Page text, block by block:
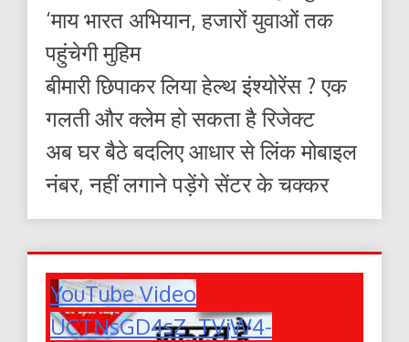
‘माय भारत अभियान, हजारों युवाओं तक
पहुंचेगी मुहिम
बीमारी छिपाकर लिया हेल्थ इंश्योरेंस ? एक
गलती और क्लेम हो सकता है रिजेक्ट
अब घर बैठे बदलिए आधार से लिंक मोबाइल
नंबर, नहीं लगाने पड़ेंगे सेंटर के चक्कर
YouTube Video
UCTNsGD4sZ_TVjW4-